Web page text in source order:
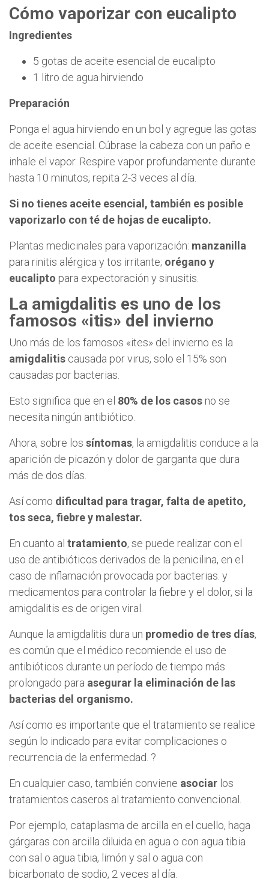
Cómo vaporizar con eucalipto
Ingredientes
5 gotas de aceite esencial de eucalipto
1 litro de agua hirviendo
Preparación
Ponga el agua hirviendo en un bol y agregue las gotas
de aceite esencial. Cúbrase la cabeza con un paño e
inhale el vapor. Respire vapor profundamente durante
hasta 10 minutos, repita 2-3 veces al día.
Si no tienes aceite esencial, también es posible
vaporizarlo con té de hojas de eucalipto.
Plantas medicinales para vaporización: manzanilla
para rinitis alérgica y tos irritante; orégano y
eucalipto para expectoración y sinusitis.
La amigdalitis es uno de los
famosos «itis» del invierno
Uno más de los famosos «ites» del invierno es la
amigdalitis causada por virus, solo el 15% son
causadas por bacterias.
Esto significa que en el 80% de los casos no se
necesita ningún antibiótico.
Ahora, sobre los síntomas, la amigdalitis conduce a la
aparición de picazón y dolor de garganta que dura
más de dos días.
Así como dificultad para tragar, falta de apetito,
tos seca, fiebre y malestar.
En cuanto al tratamiento, se puede realizar con el
uso de antibióticos derivados de la penicilina, en el
caso de inflamación provocada por bacterias. y
medicamentos para controlar la fiebre y el dolor, si la
amigdalitis es de origen viral.
Aunque la amigdalitis dura un promedio de tres días,
es común que el médico recomiende el uso de
antibióticos durante un período de tiempo más
prolongado para asegurar la eliminación de las
bacterias del organismo.
Así como es importante que el tratamiento se realice
según lo indicado para evitar complicaciones o
recurrencia de la enfermedad. ?
En cualquier caso, también conviene asociar los
tratamientos caseros al tratamiento convencional.
Por ejemplo, cataplasma de arcilla en el cuello, haga
gárgaras con arcilla diluida en agua o con agua tibia
con sal o agua tibia, limón y sal o agua con
bicarbonato de sodio, 2 veces al día.